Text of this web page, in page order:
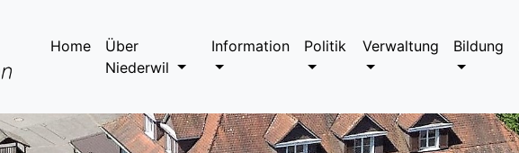
Home
Über
Niederwil
Information Politik Verwaltung Bildung